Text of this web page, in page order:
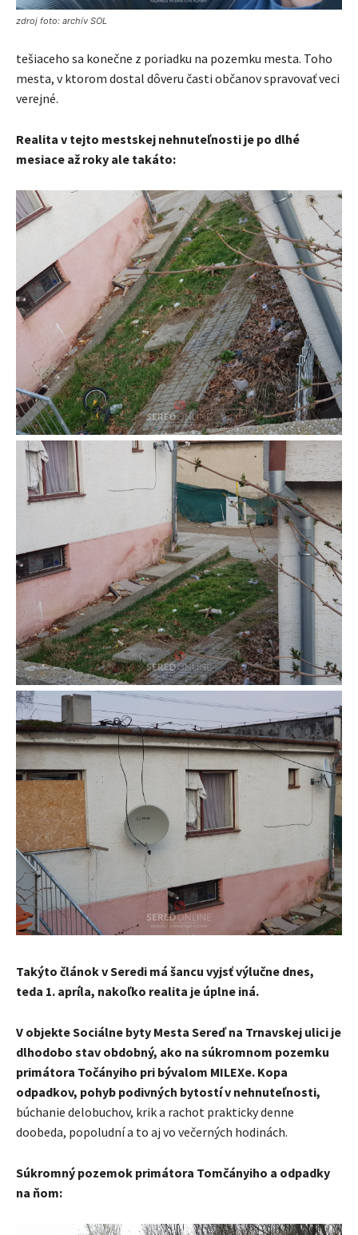
zdroj foto: archív SOL
tešiaceho sa konečne z poriadku na pozemku mesta. Toho
mesta, v ktorom dostal dôveru časti občanov spravovať veci
verejné.
Realita v tejto mestskej nehnuteľnosti je po dlhé
mesiace až roky ale takáto:
Takýto článok v Seredi má šancu vyjsť výlučne dnes,
teda 1. apríla, nakoľko realita je úplne iná.
V objekte Sociálne byty Mesta Sereď na Trnavskej ulici je
dlhodobo stav obdobný, ako na súkromnom pozemku
primátora Točányiho pri bývalom MILEXe. Kopa
odpadkov, pohyb podivných bytostí v nehnuteľnosti,
búchanie delobuchov, krik a rachot prakticky denne
doobeda, popoludní a to aj vo večerných hodinách.
Súkromný pozemok primátora Tomčányiho a odpadky
na ňom: